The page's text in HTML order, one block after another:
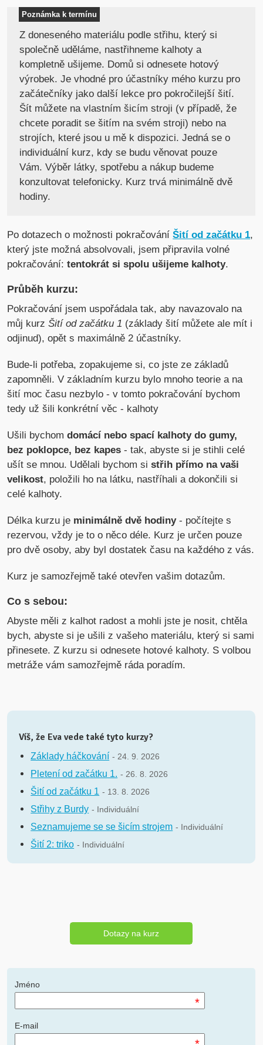
Poznámka k termínu
Z doneseného materiálu podle střihu, který si
společně uděláme, nastřihneme kalhoty a
kompletně ušijeme. Domů si odnesete hotový
výrobek. Je vhodné pro účastníky mého kurzu pro
začátečníky jako další lekce pro pokročilejší šití.
Šít můžete na vlastním šicím stroji (v případě, že
chcete poradit se šitím na svém stroji) nebo na
strojích, které jsou u mě k dispozici. Jedná se o
individuální kurz, kdy se budu věnovat pouze
Vám. Výběr látky, spotřebu a nákup budeme
konzultovat telefonicky. Kurz trvá minimálně dvě
hodiny.
Po dotazech o možnosti pokračováníŠití od začátku 1,
který jste možná absolvovali, jsem připravila volné
pokračování:tentokrát si spolu ušijeme kalhoty.
Průběh kurzu:
Pokračování jsem uspořádala tak, aby navazovalo na
můj kurzŠití od začátku 1 (základy šití můžete ale mít i
odjinud), opět s maximálně 2 účastníky.
Bude-li potřeba, zopakujeme si, co jste ze základů
zapomněli. V základním kurzu bylo mnoho teorie a na
šití moc času nezbylo - v tomto pokračování bychom
tedy už šili konkrétní věc - kalhoty
Ušili bychomdomácí nebo spací kalhoty do gumy,
bez poklopce, bez kapes - tak, abyste si je stihli celé
ušít se mnou. Udělali bychom sistřih přímo na vaši
velikost, položili ho na látku, nastříhali a dokončili si
celé kalhoty.
Délka kurzu je minimálně dvě hodiny- počítejte s
rezervou, vždy je to o něco déle. Kurz je určen pouze
pro dvě osoby, aby byl dostatek času na každého z vás.
Kurz je samozřejmě také otevřen vašim dotazům.
Co s sebou:
Abyste měli z kalhot radost a mohli jste je nosit, chtěla
bych, abyste si je ušili z vašeho materiálu, který si sami
přinesete. Z kurzu si odnesete hotové kalhoty. S volbou
metráže vám samozřejmě ráda poradím.
Víš, že Eva vede také tyto kurzy?
Základy háčkování - 24. 9. 2026
Pletení od začátku 1. - 26. 8. 2026
Šití od začátku 1 - 13. 8. 2026
Střihy z Burdy - Individuální
Seznamujeme se se šicím strojem - Individuální
Šití 2: triko - Individuální
Dotazy na kurz
Jméno
*
E-mail